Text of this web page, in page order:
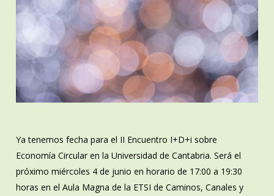
Ya tenemos fecha para el II Encuentro I+D+i sobre
Economía Circular en la Universidad de Cantabria. Será el
próximo miércoles 4 de junio en horario de 17:00 a 19:30
horas en el Aula Magna de la ETSI de Caminos, Canales y